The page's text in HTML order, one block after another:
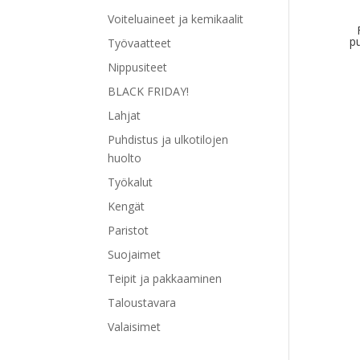
Voiteluaineet ja kemikaalit
Työvaatteet
Nippusiteet
BLACK FRIDAY!
Lahjat
Puhdistus ja ulkotilojen
huolto
Työkalut
Kengät
Paristot
Suojaimet
Teipit ja pakkaaminen
Taloustavara
Valaisimet